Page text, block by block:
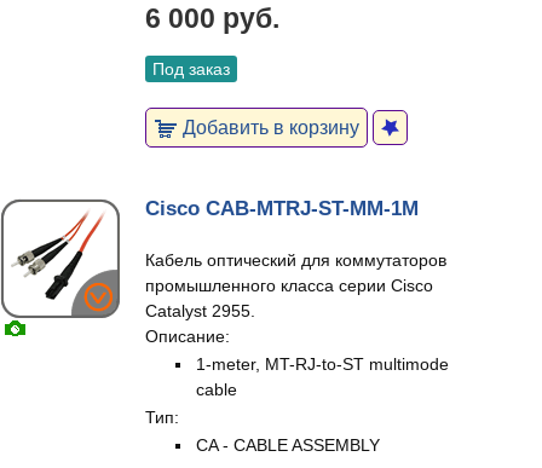
6 000 руб.
Под заказ
Добавить в корзину
Cisco CAB-MTRJ-ST-MM-1M
Кабель оптический для коммутаторов
промышленного класса серии Cisco
Catalyst 2955.
Описание:
1-meter, MT-RJ-to-ST multimode
cable
Тип:
CA - CABLE ASSEMBLY